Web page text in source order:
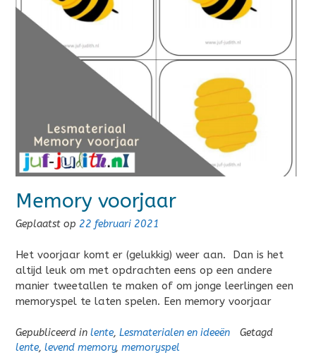
Memory voorjaar
Geplaatst op 22 februari 2021
Het voorjaar komt er (gelukkig) weer aan. Dan is het
altijd leuk om met opdrachten eens op een andere
manier tweetallen te maken of om jonge leerlingen een
memoryspel te laten spelen. Een memory voorjaar
Gepubliceerd in lente, Lesmaterialen en ideeën
Getagd
lente, levend memory, memoryspel